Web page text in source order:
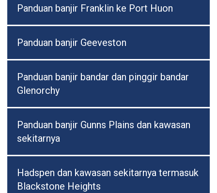
Panduan banjir Franklin ke Port Huon
Panduan banjir Geeveston
Panduan banjir bandar dan pinggir bandar
Glenorchy
Panduan banjir Gunns Plains dan kawasan
sekitarnya
Hadspen dan kawasan sekitarnya termasuk
Blackstone Heights